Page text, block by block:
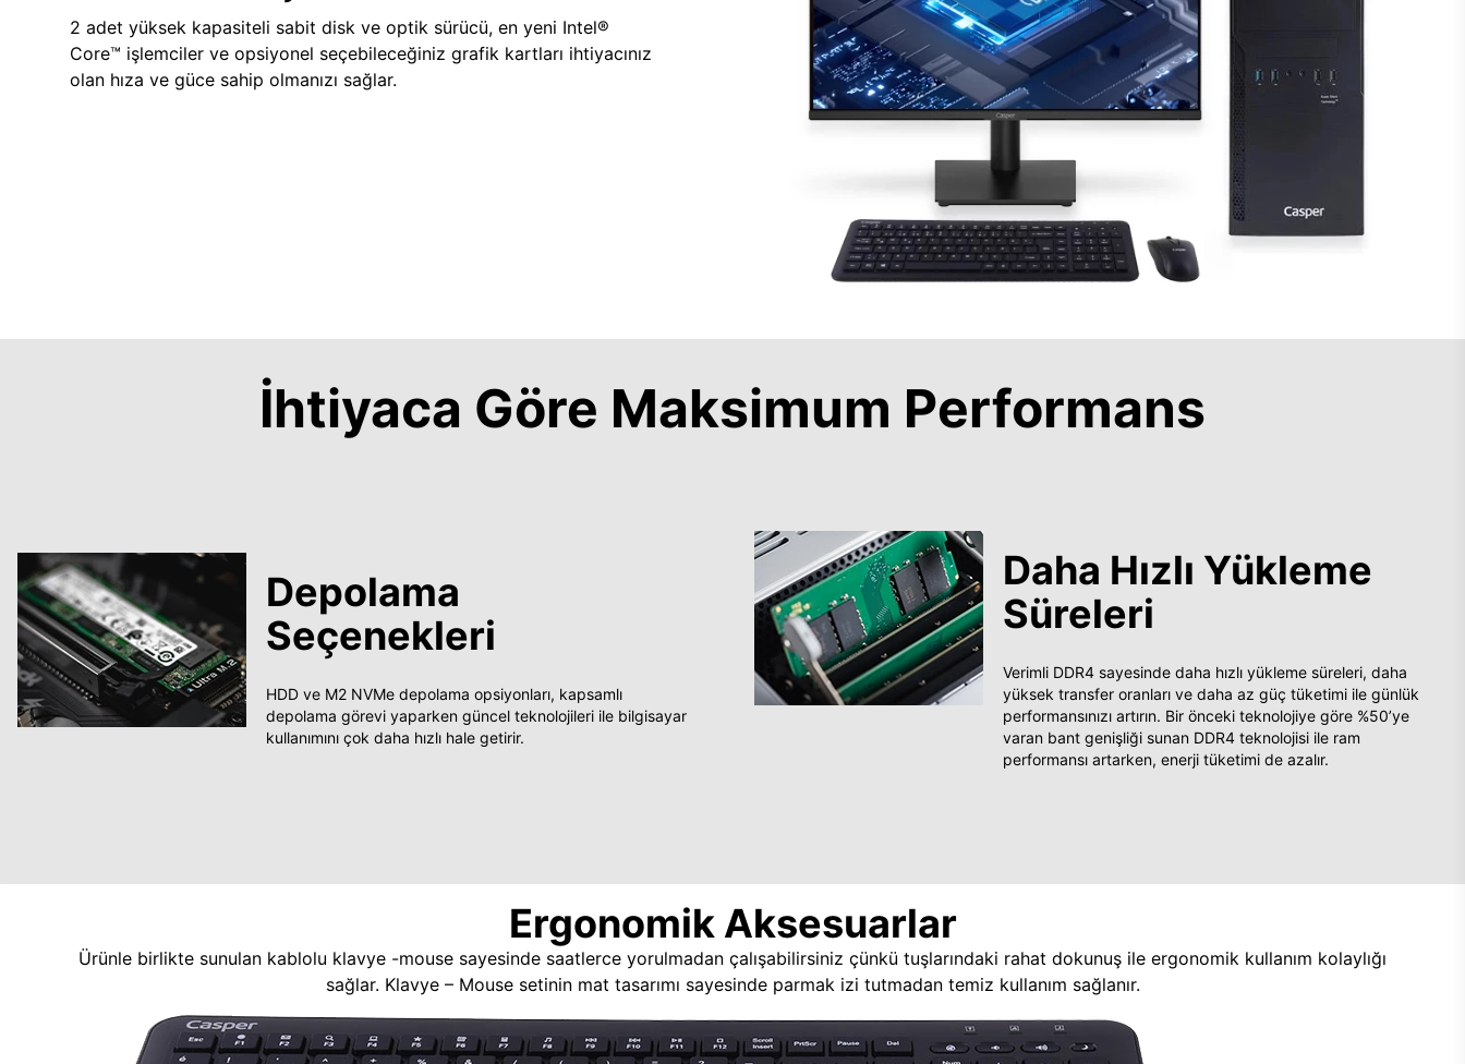
2 adet yüksek kapasiteli sabit disk ve optik sürücü, en yeni Intel®
Core™ işlemciler ve opsiyonel seçebileceğiniz grafik kartları ihtiyacınız
olan hıza ve güce sahip olmanızı sağlar.
İhtiyaca Göre Maksimum Performans
Depolama
Seçenekleri
HDD ve M2 NVMe depolama opsiyonları, kapsamlı
depolama görevi yaparken güncel teknolojileri ile bilgisayar
kullanımını çok daha hızlı hale getirir.
Daha Hızlı Yükleme
Süreleri
Verimli DDR4 sayesinde daha hızlı yükleme süreleri, daha
yüksek transfer oranları ve daha az güç tüketimi ile günlük
performansınızı artırın. Bir önceki teknolojiye göre %50’ye
varan bant genişliği sunan DDR4 teknolojisi ile ram
performansı artarken, enerji tüketimi de azalır.
Ergonomik Aksesuarlar
Ürünle birlikte sunulan kablolu klavye -mouse sayesinde saatlerce yorulmadan çalışabilirsiniz çünkü tuşlarındaki rahat dokunuş ile ergonomik kullanım kolaylığı
sağlar. Klavye – Mouse setinin mat tasarımı sayesinde parmak izi tutmadan temiz kullanım sağlanır.